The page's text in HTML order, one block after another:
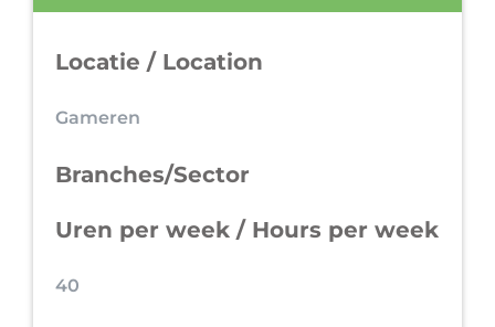
Locatie / Location
Gameren
Branches/Sector
Uren per week / Hours per week
40